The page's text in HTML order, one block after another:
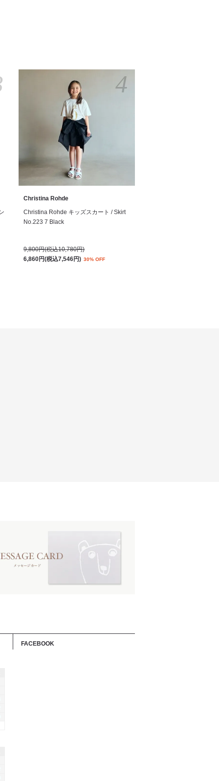
Christina Rohde
Christina Rohde キッズスカート / Skirt
No.223 7 Black
9,800円(税込10,780円)
6,860円(税込7,546円) 30% OFF
4
FACEBOOK